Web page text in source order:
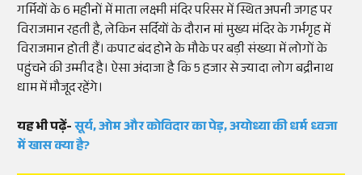
गर्मियों के 6 महीनों में माता लक्ष्मी मंदिर परिसर में स्थित अपनी जगह पर
विराजमान रहती है, लेकिन सर्दियों के दौरान मां मुख्य मंदिर के गर्भगृह में
विराजमान होती हैं। कपाट बंद होने के मौके पर बड़ी संख्या में लोगों के
पहुंचने की उम्मीद है। ऐसा अंदाजा है कि 5 हजार से ज्यादा लोग बद्रीनाथ
धाम में मौजूद रहेंगे।
यह भी पढ़ें-सूर्य, ओम और कोविदार का पेड़, अयोध्या की धर्म ध्वजा
में खास क्या है?